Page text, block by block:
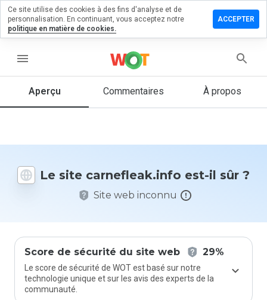
menu
Aperçu Commentaires À propos
Le site carnefleak.info est-il sûr ?
Site web inconnu
Score de sécurité du site web 29%
Le score de sécurité de WOT est basé sur notre
technologie unique et sur les avis des experts de la
communauté.
un
1 et 5
vous à ce
site ?
Ce site utilise des cookies à des fins d'analyse et de
personnalisation. En continuant, vous acceptez notre
politique en matière de cookies.
ACCEPTER